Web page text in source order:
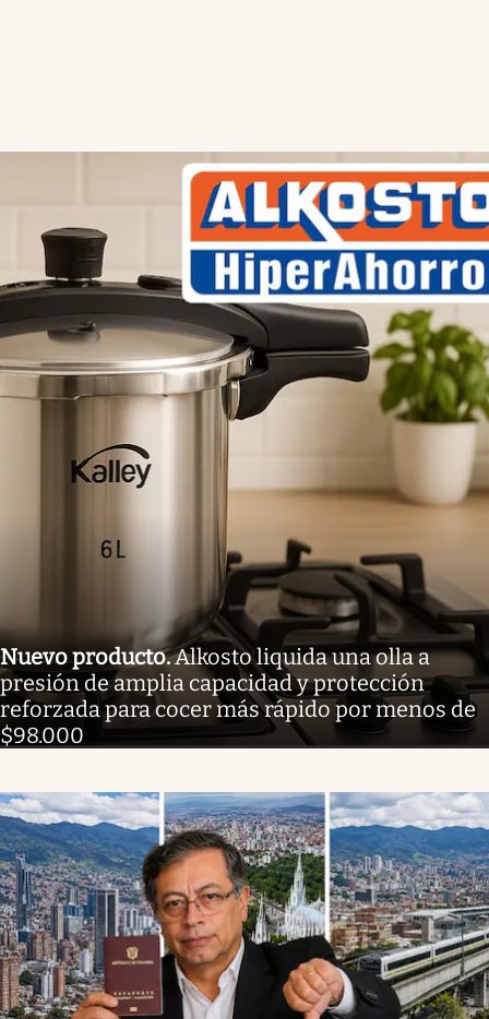
Nuevo producto.Alkosto liquida una olla a
presión de amplia capacidad y protección
reforzada para cocer más rápido por menos de
$98.000